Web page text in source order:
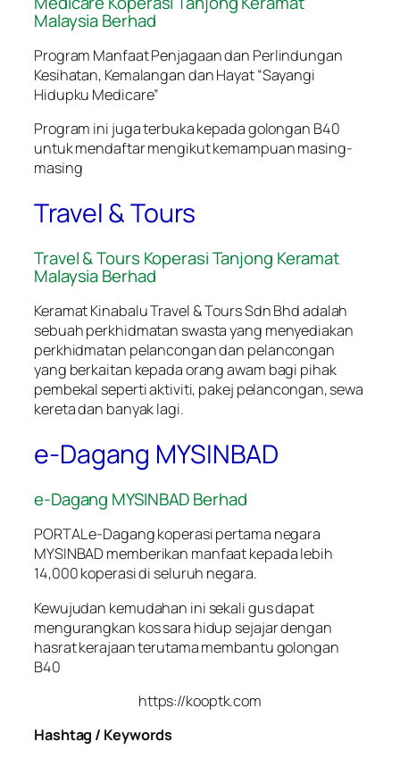
Malaysia Berhad
Program Manfaat Penjagaan dan Perlindungan
Kesihatan, Kemalangan dan Hayat “Sayangi
Hidupku Medicare”
Program ini juga terbuka kepada golongan B40
untuk mendaftar mengikut kemampuan masing-
masing
Travel & Tours
Travel & Tours Koperasi Tanjong Keramat
Malaysia Berhad
Keramat Kinabalu Travel & Tours Sdn Bhd adalah
sebuah perkhidmatan swasta yang menyediakan
perkhidmatan pelancongan dan pelancongan
yang berkaitan kepada orang awam bagi pihak
pembekal seperti aktiviti, pakej pelancongan, sewa
kereta dan banyak lagi.
e-Dagang MYSINBAD
e-Dagang MYSINBAD Berhad
PORTAL e-Dagang koperasi pertama negara
MYSINBAD memberikan manfaat kepada lebih
14,000 koperasi di seluruh negara.
Kewujudan kemudahan ini sekali gus dapat
mengurangkan kos sara hidup sejajar dengan
hasrat kerajaan terutama membantu golongan
B40
https://kooptk.com
Hashtag / Keywords